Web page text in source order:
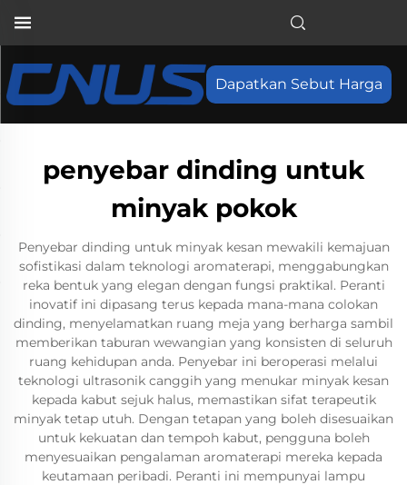
Dapatkan Sebut Harga
penyebar dinding untuk
minyak pokok
Penyebar dinding untuk minyak kesan mewakili kemajuan
sofistikasi dalam teknologi aromaterapi, menggabungkan
reka bentuk yang elegan dengan fungsi praktikal. Peranti
inovatif ini dipasang terus kepada mana-mana colokan
dinding, menyelamatkan ruang meja yang berharga sambil
memberikan taburan wewangian yang konsisten di seluruh
ruang kehidupan anda. Penyebar ini beroperasi melalui
teknologi ultrasonik canggih yang menukar minyak kesan
kepada kabut sejuk halus, memastikan sifat terapeutik
minyak tetap utuh. Dengan tetapan yang boleh disesuaikan
untuk kekuatan dan tempoh kabut, pengguna boleh
menyesuaikan pengalaman aromaterapi mereka kepada
keutamaan peribadi. Peranti ini mempunyai lampu